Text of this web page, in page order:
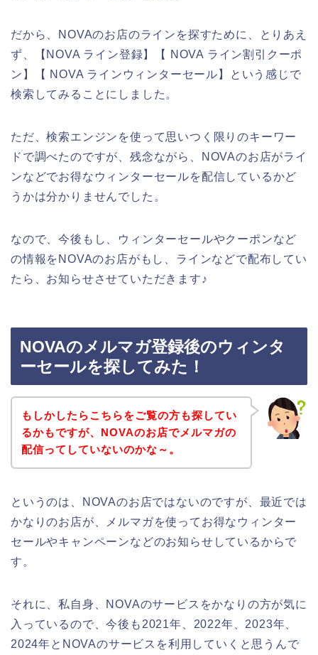
だから、NOVAのお店のラインを探すために、とりあえ
ず、【NOVA ライン登録】【 NOVA ライン割引クーポ
ン】【 NOVA ラインウィンターセール】という感じで
検索してみることにしました。
ただ、検索エンジンを使って思いつく限りのキーワー
ドで調べたのですが、残念ながら、NOVAのお店がライ
ンなどでお得なウィンターセールを配信しているかど
うかは分かりませんでした。
なので、今後もし、ウィンターセールやクーポンなど
の情報をNOVAのお店がもし、ラインなどで配布してい
たら、お知らせさせていただきます♪
NOVAのメルマガ登録後のウィンタ
ーセールを探してみた！
もしかしたらこちらをご覧の方も探してい
るかもですが、NOVAのお店でメルマガの
配信ってしていないのかな～。
というのは、NOVAのお店ではないのですが、最近では
かなりのお店が、メルマガを使ってお得なウィンター
セールやキャンペーンなどのお知らせしているからで
す。
それに、私自身、NOVAのサービスをかなりの方が気に
入っているので、今後も2021年、2022年、2023年、
2024年とNOVAのサービスを利用していくと思うんで